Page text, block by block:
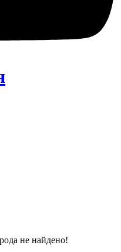
не найдено!